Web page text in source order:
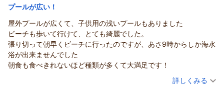
掃・点検を強化してまいります。
当ホテルをご利用いただけますと幸いです。スタッフ一同、心
よりお待ち申し上げております。
（返信日：2026/07/20）
あまり把握されていなかったのか
2階はビュッフェで1階はA B Cで選んでもらえますと…
何料理なのか。
アラカルトはあるのかの質問には
わからないとの事でレストランまで見に行きました。
でもとても美味しかったので満足です。
宿泊価格帯： 13,001～14,000円(大人一人あたり/税込)
サザンビーチホテル＆リゾート沖縄からの返信
この度は当ホテルをご利用いただき、誠にありがとうございま
す。
ホテルのプールや隣接するビーチ、そして急遽ご利用いただい
たレストランでのディナーにご満足いただけましたこと、大変
嬉しく光栄に存じます。レストランスタッフの対応や料理への
プールが広い！
屋外プールが広くて、子供用の浅いプールもありました
ビーチも歩いて行けて、とても綺麗でした。
張り切って朝早くビーチに行ったのですが、あさ9時からしか海水
浴が出来ませんでした
朝食も食べきれないほど種類が多くて大満足です！
（投稿日：2026/07/11）
詳しくみる